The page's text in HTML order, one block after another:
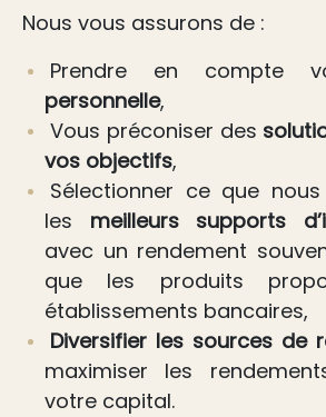
Nous vous assurons de :
Prendre en compte
personnelle,
Vous préconiser des
vos objectifs,
Sélectionner ce que
les meilleurs supports
avec un rendement
que les produits
établissements bancaires,
Diversifier les sources de
maximiser les
votre capital.